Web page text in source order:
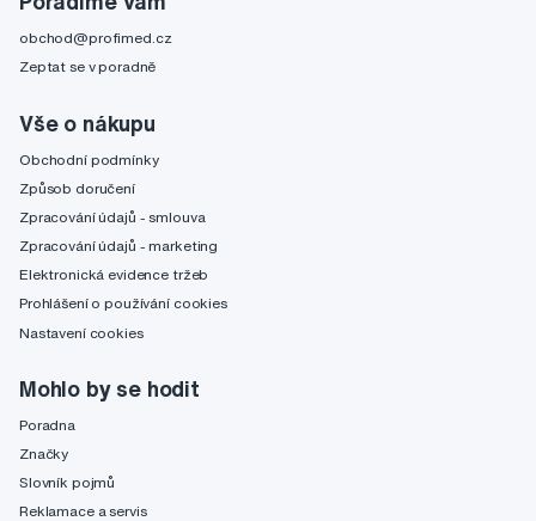
obchod@profimed.cz
Zeptat se v poradně
Vše o nákupu
Obchodní podmínky
Způsob doručení
Zpracování údajů - smlouva
Zpracování údajů - marketing
Elektronická evidence tržeb
Prohlášení o používání cookies
Nastavení cookies
Mohlo by se hodit
Poradna
Značky
Slovník pojmů
Reklamace a servis